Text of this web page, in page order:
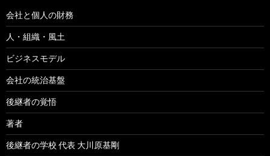
会社と個人の財務
人・組織・風土
ビジネスモデル
会社の統治基盤
後継者の覚悟
著者
後継者の学校 代表 大川原基剛